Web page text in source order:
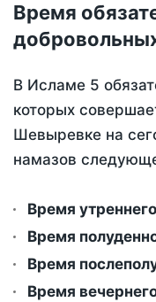
Время
В Исламе 5
которых
Шевыревке на
намазов
Время
Время
Время
Время